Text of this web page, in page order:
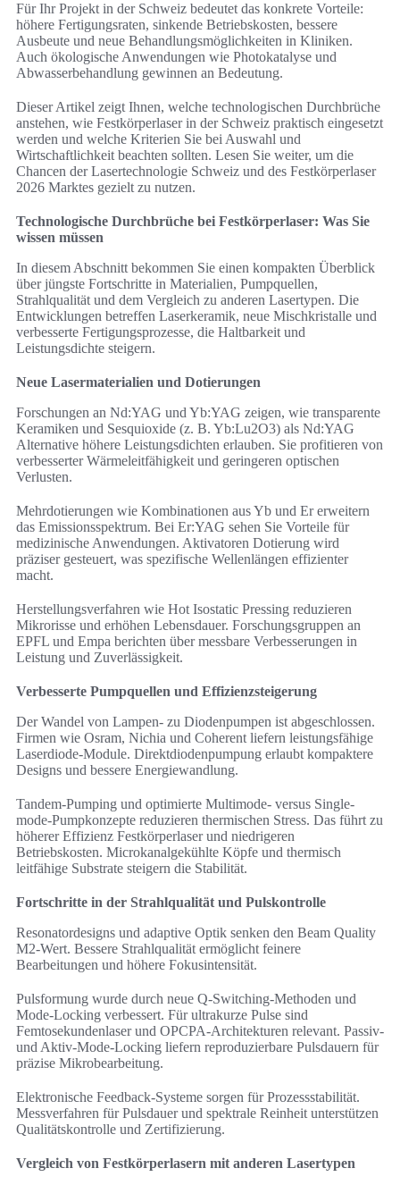
Für Ihr Projekt in der Schweiz bedeutet das konkrete Vorteile:
höhere Fertigungsraten, sinkende Betriebskosten, bessere
Ausbeute und neue Behandlungsmöglichkeiten in Kliniken.
Auch ökologische Anwendungen wie Photokatalyse und
Abwasserbehandlung gewinnen an Bedeutung.
Dieser Artikel zeigt Ihnen, welche technologischen Durchbrüche
anstehen, wie Festkörperlaser in der Schweiz praktisch eingesetzt
werden und welche Kriterien Sie bei Auswahl und
Wirtschaftlichkeit beachten sollten. Lesen Sie weiter, um die
Chancen der Lasertechnologie Schweiz und des Festkörperlaser
2026 Marktes gezielt zu nutzen.
Technologische Durchbrüche bei Festkörperlaser: Was Sie
wissen müssen
In diesem Abschnitt bekommen Sie einen kompakten Überblick
über jüngste Fortschritte in Materialien, Pumpquellen,
Strahlqualität und dem Vergleich zu anderen Lasertypen. Die
Entwicklungen betreffen Laserkeramik, neue Mischkristalle und
verbesserte Fertigungsprozesse, die Haltbarkeit und
Leistungsdichte steigern.
Neue Lasermaterialien und Dotierungen
Forschungen an Nd:YAG und Yb:YAG zeigen, wie transparente
Keramiken und Sesquioxide (z. B. Yb:Lu2O3) als Nd:YAG
Alternative höhere Leistungsdichten erlauben. Sie profitieren von
verbesserter Wärmeleitfähigkeit und geringeren optischen
Verlusten.
Mehrdotierungen wie Kombinationen aus Yb und Er erweitern
das Emissionsspektrum. Bei Er:YAG sehen Sie Vorteile für
medizinische Anwendungen. Aktivatoren Dotierung wird
präziser gesteuert, was spezifische Wellenlängen effizienter
macht.
Herstellungsverfahren wie Hot Isostatic Pressing reduzieren
Mikrorisse und erhöhen Lebensdauer. Forschungsgruppen an
EPFL und Empa berichten über messbare Verbesserungen in
Leistung und Zuverlässigkeit.
Verbesserte Pumpquellen und Effizienzsteigerung
Der Wandel von Lampen- zu Diodenpumpen ist abgeschlossen.
Firmen wie Osram, Nichia und Coherent liefern leistungsfähige
Laserdiode-Module. Direktdiodenpumpung erlaubt kompaktere
Designs und bessere Energiewandlung.
Tandem-Pumping und optimierte Multimode- versus Single-
mode-Pumpkonzepte reduzieren thermischen Stress. Das führt zu
höherer Effizienz Festkörperlaser und niedrigeren
Betriebskosten. Microkanalgekühlte Köpfe und thermisch
leitfähige Substrate steigern die Stabilität.
Fortschritte in der Strahlqualität und Pulskontrolle
Resonatordesigns und adaptive Optik senken den Beam Quality
M2-Wert. Bessere Strahlqualität ermöglicht feinere
Bearbeitungen und höhere Fokusintensität.
Pulsformung wurde durch neue Q-Switching-Methoden und
Mode-Locking verbessert. Für ultrakurze Pulse sind
Femtosekundenlaser und OPCPA-Architekturen relevant. Passiv-
und Aktiv-Mode-Locking liefern reproduzierbare Pulsdauern für
präzise Mikrobearbeitung.
Elektronische Feedback-Systeme sorgen für Prozessstabilität.
Messverfahren für Pulsdauer und spektrale Reinheit unterstützen
Qualitätskontrolle und Zertifizierung.
Vergleich von Festkörperlasern mit anderen Lasertypen